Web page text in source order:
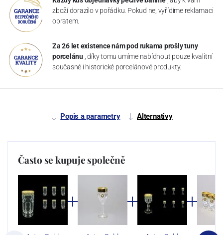
zboží dorazilo v pořádku. Pokud ne, vyřídíme reklamaci
obratem.
Za 26 let existence nám pod rukama prošly tuny
porcelánu , díky tomu umíme nabídnout pouze kvalitní
současné i historické porcelánové produkty.
Popis a parametry Alternativy
Často se kupuje společně